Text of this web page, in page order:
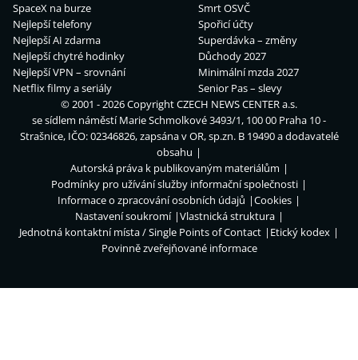
SpaceX na burze
Nejlepší telefony
Nejlepší AI zdarma
Nejlepší chytré hodinky
Nejlepší VPN – srovnání
Netflix filmy a seriály
Smrt OSVČ
Spořicí účty
Superdávka – změny
Důchody 2027
Minimální mzda 2027
Senior Pas – slevy
© 2001 - 2026 CopyrightCZECH NEWS CENTER a.s.
se sídlem náměstí Marie Schmolkové 3493/1, 100 00 Praha 10 -
Strašnice, IČO: 02346826, zapsána v OR, sp.zn. B 19490 a dodavatelé
obsahu
Autorská práva k publikovaným materiálům
Podmínky pro užívání služby informační společnosti
Informace o zpracování osobních údajů
Cookies
Nastavení soukromí
Vlastnická struktura
Jednotná kontaktní místa / Single Points of Contact
Etický kodex
Povinně zveřejňované informace